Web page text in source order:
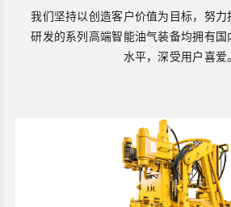
我们坚持以创造客户价值为目标，努力
研发的系列高端智能油气装备均拥有国
水平，深受用户喜爱